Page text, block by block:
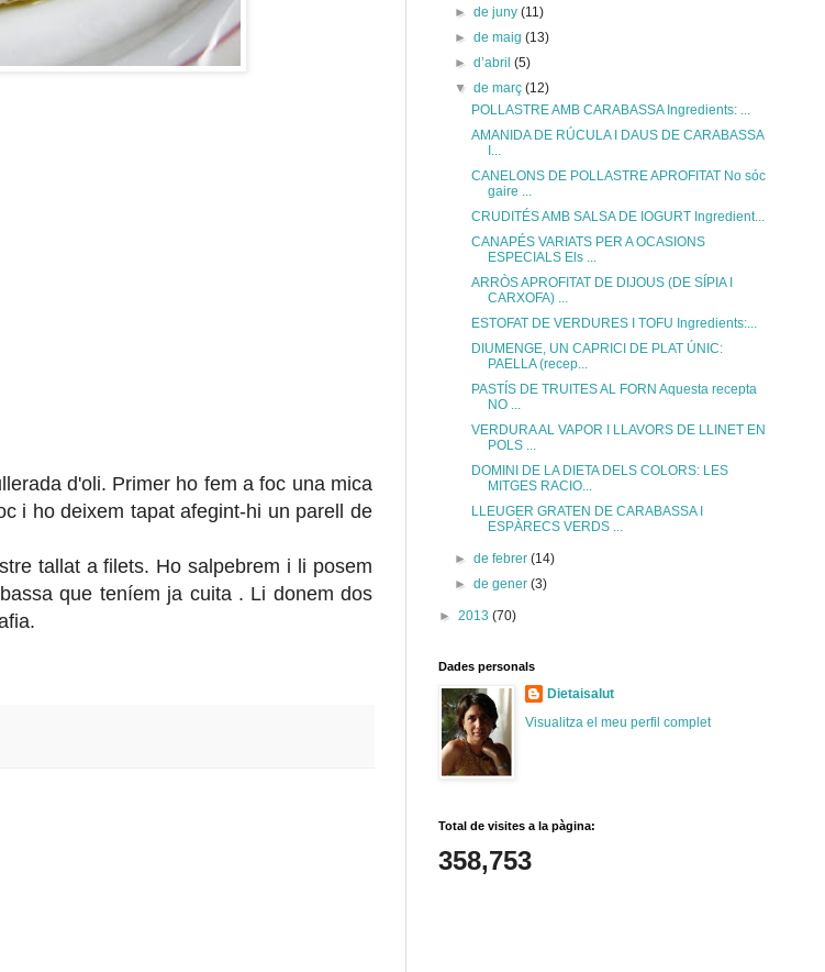
d'oli. Primer ho fem a foc una mica
i ho deixem tapat afegint-hi un parell de
tallat a filets. Ho salpebrem i li posem
que teníem ja cuita . Li donem dos
►de juny(11)
►de maig(13)
►d’abril(5)
▼de març(12)
POLLASTRE AMB CARABASSA Ingredients: ...
AMANIDA DE RÚCULA I DAUS DE CARABASSA
I...
CANELONS DE POLLASTRE APROFITAT No sóc
gaire ...
CRUDITÉS AMB SALSA DE IOGURT Ingredient...
CANAPÉS VARIATS PER A OCASIONS
ESPECIALS Els ...
ARRÒS APROFITAT DE DIJOUS (DE SÍPIA I
CARXOFA) ...
ESTOFAT DE VERDURES I TOFU Ingredients:...
DIUMENGE, UN CAPRICI DE PLAT ÚNIC:
PAELLA (recep...
PASTÍS DE TRUITES AL FORN Aquesta recepta
NO ...
VERDURA AL VAPOR I LLAVORS DE LLINET EN
POLS ...
DOMINI DE LA DIETA DELS COLORS: LES
MITGES RACIO...
LLEUGER GRATEN DE CARABASSA I
ESPÀRECS VERDS ...
►de febrer(14)
►de gener(3)
► 2013 (70)
Dades personals
Dietaisalut
Visualitza el meu perfil complet
Total de visites a la pàgina:
358,753